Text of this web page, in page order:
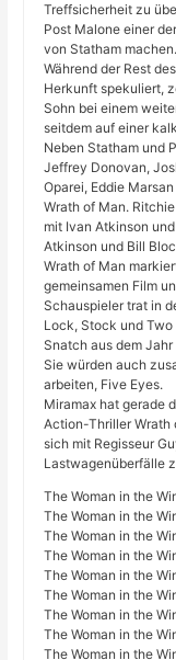
Treffsicherheit zu
Post Malone einer
von Statham
Während der Rest
Herkunft spekuliert,
Sohn bei einem
seitdem auf einer
Neben Statham und
Jeffrey Donovan,
Oparei, Eddie
Wrath of Man.
mit Ivan Atkinson
Atkinson und Bill
Wrath of Man
gemeinsamen Film
Schauspieler trat in
Lock, Stock und Two
Snatch aus dem
Sie würden auch
arbeiten, Five Eyes.
Miramax hat gerade
Action-Thriller Wrath
sich mit Regisseur
Lastwagenüberfälle
The Woman in the
The Woman in the
The Woman in the
The Woman in the
The Woman in the
The Woman in the
The Woman in the
The Woman in the
The Woman in the